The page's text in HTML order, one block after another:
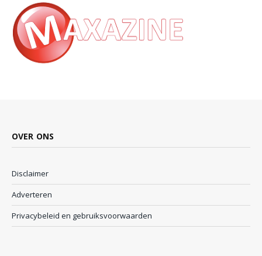
OVER ONS
Disclaimer
Adverteren
Privacybeleid en gebruiksvoorwaarden